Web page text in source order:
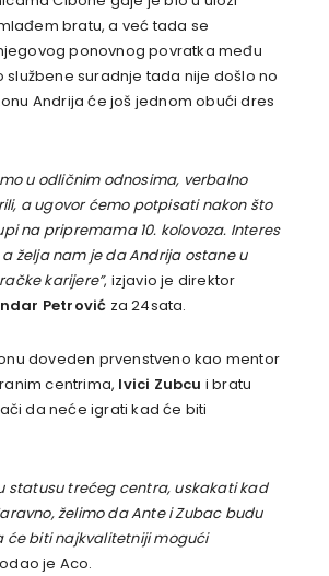
bratu, a već tada se
ponovnog povratka među
službene suradnje tada nije došlo no
Andrija će još jednom obući dres
u odličnim odnosima, verbalno
a ugovor ćemo potpisati nakon što
na pripremama 10. kolovoza. Interes
želja nam je da Andrija ostane u
karijere”, izjavio je direktor
Petrović za 24sata.
doveden prvenstveno kao mentor
centrima, Ivici Zubcu i bratu
da neće igrati kad će biti
statusu trećeg centra, uskakati kad
želimo da Ante i Zubac budu
će biti najkvalitetniji mogući
je Aco.